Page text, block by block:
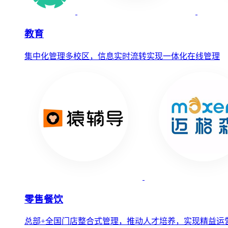
教育
集中化管理多校区，信息实时流转实现一体化在线管理
零售餐饮
总部+全国门店整合式管理，推动人才培养，实现精益运